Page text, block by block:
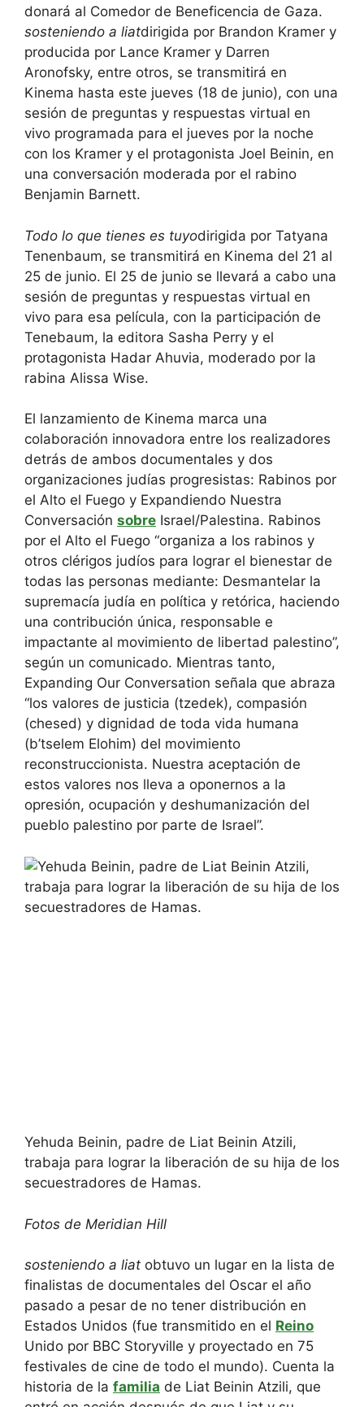
donará al Comedor de Beneficencia de Gaza.
sosteniendo a liatdirigida por Brandon Kramer y
producida por Lance Kramer y Darren
Aronofsky, entre otros, se transmitirá en
Kinema hasta este jueves (18 de junio), con una
sesión de preguntas y respuestas virtual en
vivo programada para el jueves por la noche
con los Kramer y el protagonista Joel Beinin, en
una conversación moderada por el rabino
Benjamin Barnett.
Todo lo que tienes es tuyodirigida por Tatyana
Tenenbaum, se transmitirá en Kinema del 21 al
25 de junio. El 25 de junio se llevará a cabo una
sesión de preguntas y respuestas virtual en
vivo para esa película, con la participación de
Tenebaum, la editora Sasha Perry y el
protagonista Hadar Ahuvia, moderado por la
rabina Alissa Wise.
El lanzamiento de Kinema marca una
colaboración innovadora entre los realizadores
detrás de ambos documentales y dos
organizaciones judías progresistas: Rabinos por
el Alto el Fuego y Expandiendo Nuestra
Conversación sobre Israel/Palestina. Rabinos
por el Alto el Fuego “organiza a los rabinos y
otros clérigos judíos para lograr el bienestar de
todas las personas mediante: Desmantelar la
supremacía judía en política y retórica, haciendo
una contribución única, responsable e
impactante al movimiento de libertad palestino”,
según un comunicado. Mientras tanto,
Expanding Our Conversation señala que abraza
“los valores de justicia (tzedek), compasión
(chesed) y dignidad de toda vida humana
(b’tselem Elohim) del movimiento
reconstruccionista. Nuestra aceptación de
estos valores nos lleva a oponernos a la
opresión, ocupación y deshumanización del
pueblo palestino por parte de Israel”.
Yehuda Beinin, padre de Liat Beinin Atzili,
trabaja para lograr la liberación de su hija de los
secuestradores de Hamas.
Fotos de Meridian Hill
sosteniendo a liat obtuvo un lugar en la lista de
finalistas de documentales del Oscar el año
pasado a pesar de no tener distribución en
Estados Unidos (fue transmitido en el Reino
Unido por BBC Storyville y proyectado en 75
festivales de cine de todo el mundo). Cuenta la
historia de la familia de Liat Beinin Atzili, que